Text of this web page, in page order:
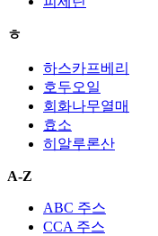
ㅎ
하스카프베리
호두오일
회화나무열매
효소
히알루론산
A-Z
ABC 주스
CCA 주스